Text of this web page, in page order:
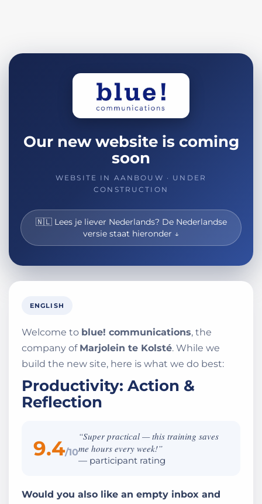
Our new website is coming
soon
WEBSITE IN AANBOUW · UNDER
CONSTRUCTION
🇳🇱 Lees je liever Nederlands? De Nederlandse
versie staat hieronder ↓
ENGLISH
Welcome to blue! communications, the
company of Marjolein te Kolsté. While we
build the new site, here is what we do best:
Productivity: Action &
Reflection
9.4/10
“Super practical — this training saves
me hours every week!”
— participant rating
Would you also like an empty inbox and